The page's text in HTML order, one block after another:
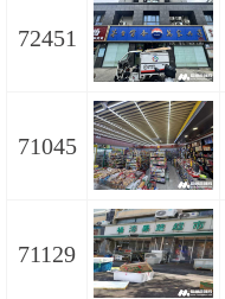
72451
71045
71129